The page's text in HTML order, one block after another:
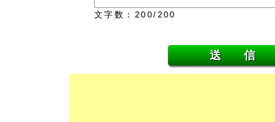
文字数： 200/200